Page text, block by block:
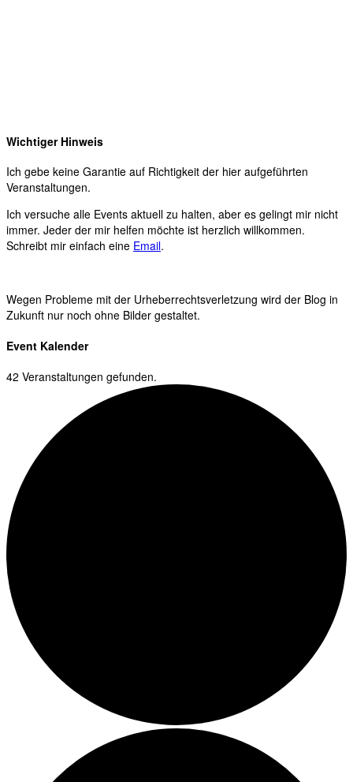
Wichtiger Hinweis
Ich gebe keine Garantie auf Richtigkeit der hier aufgeführten
Veranstaltungen.
Ich versuche alle Events aktuell zu halten, aber es gelingt mir nicht
immer. Jeder der mir helfen möchte ist herzlich willkommen.
Schreibt mir einfach eine Email.
Wegen Probleme mit der Urheberrechtsverletzung wird der Blog in
Zukunft nur noch ohne Bilder gestaltet.
Event Kalender
42 Veranstaltungen gefunden.